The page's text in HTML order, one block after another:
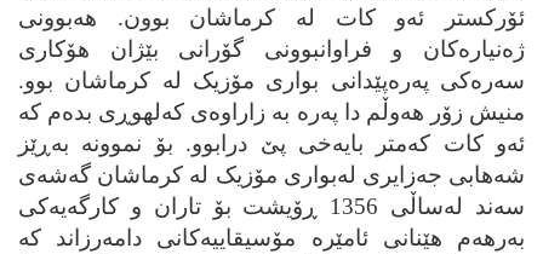
ئۆرکستر ئه‌و کات له کرماشان بوون. ھه‌بوونی
ژه‌نیاره‌کان و فراوانبوونی گۆرانی بێژان ھۆکاری
سه‌ره‌کی په‌ره‌پێدانی بواری مۆزیک له‌ کرماشان بوو.
منیش زۆر ھه‌وڵم دا په‌ره به زاراوه‌ی که‌لھوڕی بده‌م که
ئه‌و کات که‌متر بایه‌خی پێ درابوو. بۆ نموونه به‌ڕێز
شه‌ھابی جه‌زایری له‌بواری مۆزیک له کرماشان گه‌شه‌ی
سه‌ند له‌ساڵی 1356 ڕۆیشت بۆ تاران و کارگه‌یه‌کی
به‌رھه‌م ھێنانی ئامێره مۆسیقاییه‌کانی دامه‌رزاند که